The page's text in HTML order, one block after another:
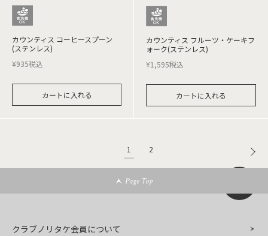
カウンティス コーヒースプーン
(ステンレス)
¥935税込
カートに入れる
カウンティス フルーツ・ケーキフ
ォーク(ステンレス)
¥1,595税込
カートに入れる
1 2
Page Top
クラブノリタケ会員について